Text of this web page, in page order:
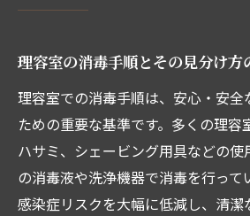
理容室の消毒手順とその見分け方
理容室での消毒手順は、安心・安全
ための重要な基準です。多くの理容
ハサミ、シェービング用具などの
の消毒液や洗浄機器で消毒を行って
感染症リスクを大幅に低減し、清潔